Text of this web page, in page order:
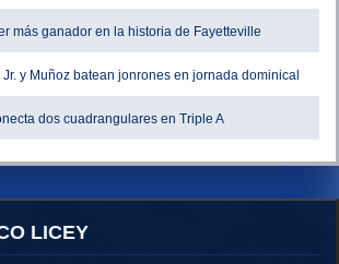
más ganador en la historia de Fayetteville
y Muñoz batean jonrones en jornada dominical
dos cuadrangulares en Triple A
LICEY